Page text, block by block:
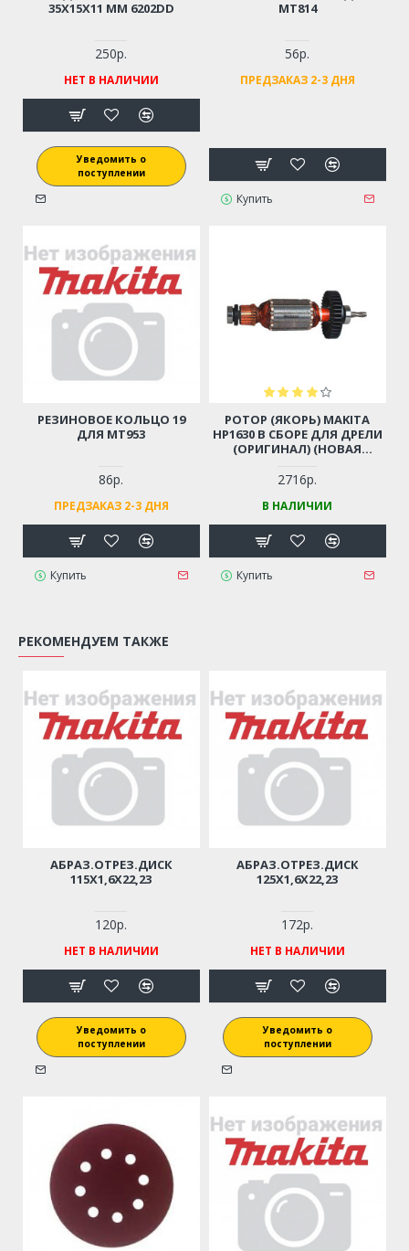
35X15X11 ММ 6202DD
250р.
НЕТ В НАЛИЧИИ
Уведомить о
поступлении
MT814
56р.
ПРЕДЗАКАЗ 2-3 ДНЯ
Купить
РЕЗИНОВОЕ КОЛЬЦО 19
ДЛЯ MT953
86р.
ПРЕДЗАКАЗ 2-3 ДНЯ
Купить
РОТОР (ЯКОРЬ) MAKITA
HP1630 В СБОРЕ ДЛЯ ДРЕЛИ
(ОРИГИНАЛ) (НОВАЯ
ШЕСТЕРНЕЙ АРТ. 227806-3)
513439-3
2716р.
В НАЛИЧИИ
Купить
РЕКОМЕНДУЕМ ТАКЖЕ
АБРАЗ.ОТРЕЗ.ДИСК
115Х1,6Х22,23
120р.
НЕТ В НАЛИЧИИ
Уведомить о
поступлении
АБРАЗ.ОТРЕЗ.ДИСК
125Х1,6Х22,23
172р.
НЕТ В НАЛИЧИИ
Уведомить о
поступлении